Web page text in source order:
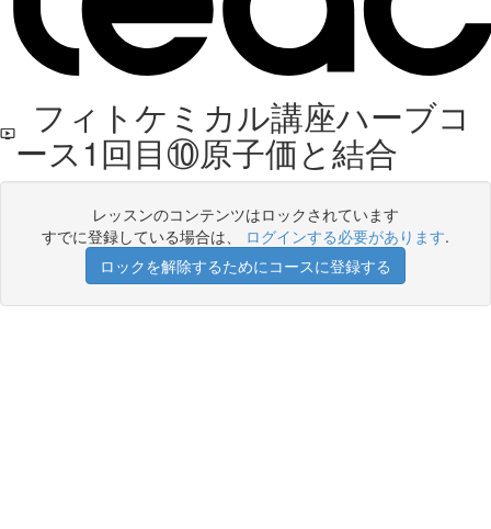
フィトケミカル講座ハーブコ
ース1回目⑩原子価と結合
レッスンのコンテンツはロックされています
すでに登録している場合は、 ログインする必要があります.
ロックを解除するためにコースに登録する